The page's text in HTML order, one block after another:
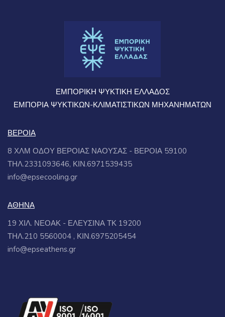
ΕΜΠΟΡΙΚΗ ΨΥΚΤΙΚΗ ΕΛΛΑΔΟΣ
ΕΜΠΟΡΙΑ ΨΥΚΤΙΚΩΝ-ΚΛΙΜΑΤΙΣΤΙΚΩΝ ΜΗΧΑΝΗΜΑΤΩΝ
ΒΕΡΟΙΑ
8 ΧΛΜ ΟΔΟΥ ΒΕΡΟΙΑΣ ΝΑΟΥΣΑΣ - ΒΕΡΟΙΑ 59100
ΤΗΛ.2331093646, ΚΙΝ.6971539435
info@epsecooling.gr
ΑΘΗΝΑ
19 ΧΙΛ. ΝΕΟΑΚ - ΕΛΕΥΣΙΝΑ ΤΚ 19200
ΤΗΛ.210 5560004 , ΚΙΝ.6975205454
info@epseathens.gr